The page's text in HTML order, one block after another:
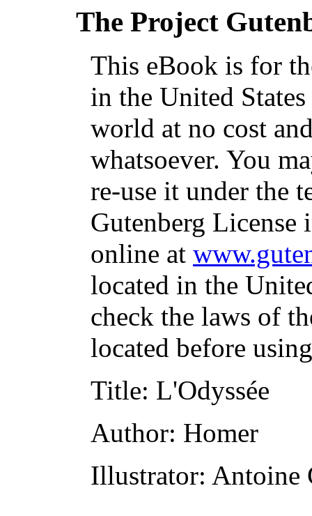
The Project
This eBook is for
in the United
world at no cost
whatsoever. You
re-use it under the
Gutenberg
online at
located in the
check the laws of
located before
Title: L'Odyssée
Author: Homer
Illustrator: Antoine